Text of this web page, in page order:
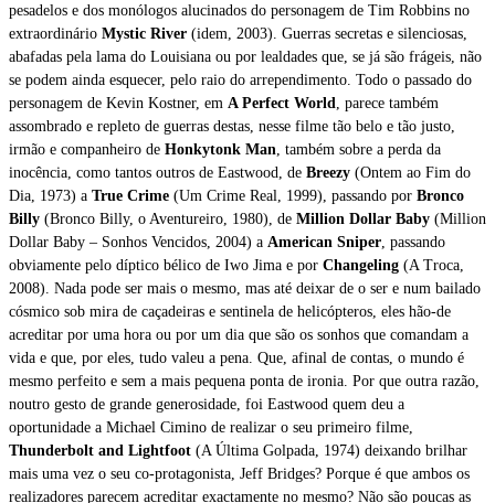
pesadelos e dos monólogos alucinados do personagem de Tim Robbins no
extraordinário Mystic River (idem, 2003). Guerras secretas e silenciosas,
abafadas pela lama do Louisiana ou por lealdades que, se já são frágeis, não
se podem ainda esquecer, pelo raio do arrependimento. Todo o passado do
personagem de Kevin Kostner, em A Perfect World
, parece também
assombrado e repleto de guerras destas, nesse filme tão belo e tão justo,
irmão e companheiro de Honkytonk Man , também sobre a perda da
inocência, como tantos outros de Eastwood, de Breezy (Ontem ao Fim do
Dia, 1973) a True Crime (Um Crime Real, 1999), passando por Bronco
Billy (Bronco Billy, o Aventureiro, 1980), de Million Dollar Baby (Million
Dollar Baby – Sonhos Vencidos, 2004) a American Sniper , passando
obviamente pelo díptico bélico de Iwo Jima e por Changeling (A Troca,
2008). Nada pode ser mais o mesmo, mas até deixar de o ser e num bailado
cósmico sob mira de caçadeiras e sentinela de helicópteros, eles hão-de
acreditar por uma hora ou por um dia que são os sonhos que comandam a
vida e que, por eles, tudo valeu a pena. Que, afinal de contas, o mundo é
mesmo perfeito e sem a mais pequena ponta de ironia. Por que outra razão,
noutro gesto de grande generosidade, foi Eastwood quem deu a
oportunidade a Michael Cimino de realizar o seu primeiro filme,
Thunderbolt and Lightfoot (A Última Golpada, 1974) deixando brilhar
mais uma vez o seu co-protagonista, Jeff Bridges? Porque é que ambos os
realizadores parecem acreditar exactamente no mesmo? Não são poucas as